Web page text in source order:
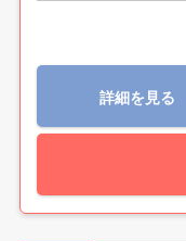
詳細を見る